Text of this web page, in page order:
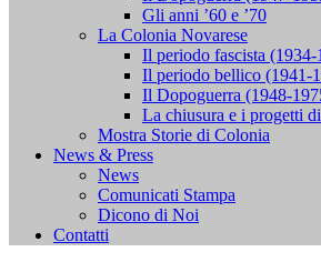
Gli anni ’60 e ’70
La Colonia Novarese
Il periodo fascista (1934-
Il periodo bellico (1941-
Il Dopoguerra (1948-
La chiusura e i progetti
Mostra Storie di Colonia
News & Press
News
Comunicati Stampa
Dicono di Noi
Contatti